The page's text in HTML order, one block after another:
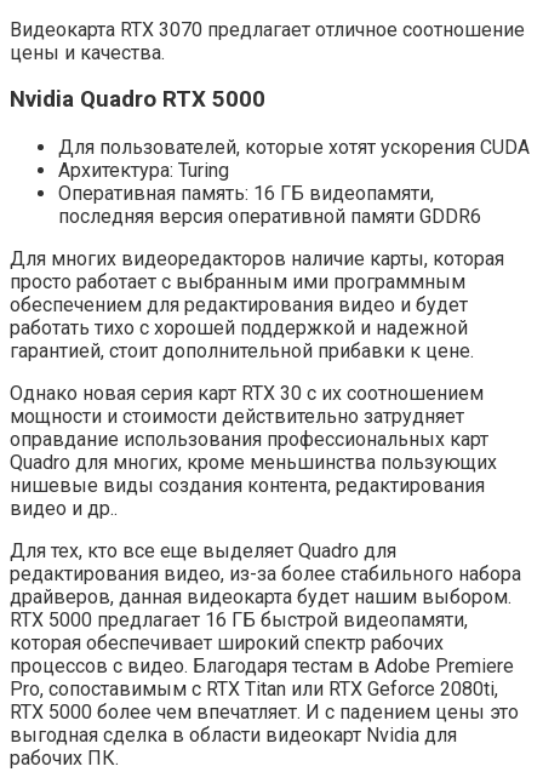
Видеокарта RTX 3070 предлагает отличное соотношение
цены и качества.
Nvidia Quadro RTX 5000
Для пользователей, которые хотят ускорения CUDA
Архитектура: Turing
Оперативная память: 16 ГБ видеопамяти,
последняя версия оперативной памяти GDDR6
Для многих видеоредакторов наличие карты, которая
просто работает с выбранным ими программным
обеспечением для редактирования видео и будет
работать тихо с хорошей поддержкой и надежной
гарантией, стоит дополнительной прибавки к цене.
Однако новая серия карт RTX 30 с их соотношением
мощности и стоимости действительно затрудняет
оправдание использования профессиональных карт
Quadro для многих, кроме меньшинства пользующих
нишевые виды создания контента, редактирования
видео и др..
Для тех, кто все еще выделяет Quadro для
редактирования видео, из-за более стабильного набора
драйверов, данная видеокарта будет нашим выбором.
RTX 5000 предлагает 16 ГБ быстрой видеопамяти,
которая обеспечивает широкий спектр рабочих
процессов с видео. Благодаря тестам в Adobe Premiere
Pro, сопоставимым с RTX Titan или RTX Geforce 2080ti,
RTX 5000 более чем впечатляет. И с падением цены это
выгодная сделка в области видеокарт Nvidia для
рабочих ПК.